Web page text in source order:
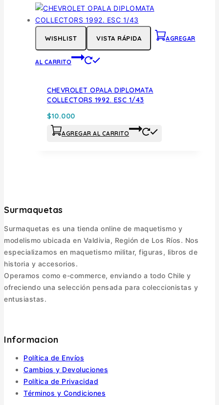
WISHLIST VISTA RÁPIDA AGREGAR
AL CARRITO
CHEVROLET OPALA DIPLOMATA
COLLECTORS 1992. ESC 1/43
$10.000
AGREGAR AL CARRITO
Surmaquetas
Surmaquetas es una tienda online de maquetismo y
modelismo ubicada en Valdivia, Región de Los Ríos. Nos
especializamos en maquetismo militar, figuras, libros de
historia y accesorios.
Operamos como e-commerce, enviando a todo Chile y
ofreciendo una selección pensada para coleccionistas y
entusiastas.
Informacion
Política de Envíos
Cambios y Devoluciones
Política de Privacidad
Términos y Condiciones